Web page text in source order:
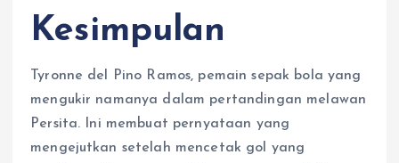
Kesimpulan
Tyronne del Pino Ramos, pemain sepak bola yang
mengukir namanya dalam pertandingan melawan
Persita. Ini membuat pernyataan yang
mengejutkan setelah mencetak gol yang